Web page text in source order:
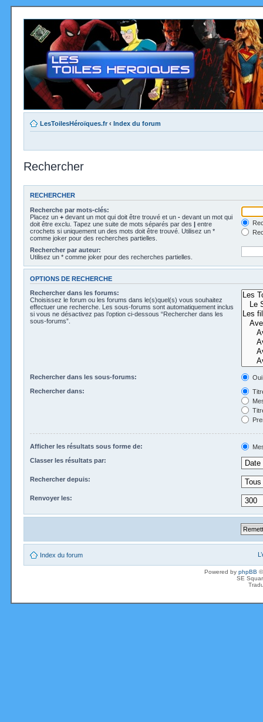
LesToilesHéroïques.fr ‹ Index du forum
Rechercher
RECHERCHER
Recherche par mots-clés:
Placez un + devant un mot qui doit être trouvé et un - devant un mot qui
doit être exclu. Tapez une suite de mots séparés par des | entre
crochets si uniquement un des mots doit être trouvé. Utilisez un *
comme joker pour des recherches partielles.
Rechercher par auteur:
Utilisez un * comme joker pour des recherches partielles.
OPTIONS DE RECHERCHE
Rechercher dans les forums:
Choisissez le forum ou les forums dans le(s)quel(s) vous souhaitez
effectuer une recherche. Les sous-forums sont automatiquement inclus
si vous ne désactivez pas l’option ci-dessous “Rechercher dans les
sous-forums”.
Rechercher dans les sous-forums:
Oui
Rechercher dans:
Afficher les résultats sous forme de:
Classer les résultats par:
Rechercher depuis:
Renvoyer les:
Index du forum
Powered by phpBB
SE